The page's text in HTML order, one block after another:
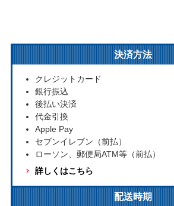
決済方法
クレジットカード
銀行振込
後払い決済
代金引換
Apple Pay
セブンイレブン（前払）
ローソン、郵便局ATM等（前払）
詳しくはこちら
配送時期